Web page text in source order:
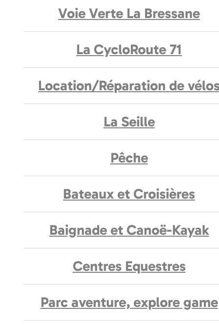
Voie Verte La Bressane
La CycloRoute 71
Location/Réparation de
La Seille
Pêche
Bateaux et Croisières
Baignade et Canoë-Kayak
Centres Equestres
Parc aventure, explore game